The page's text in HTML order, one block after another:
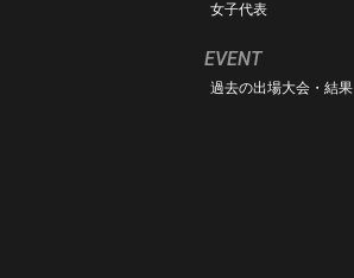
女子代表
EVENT
過去の出場大会・結果